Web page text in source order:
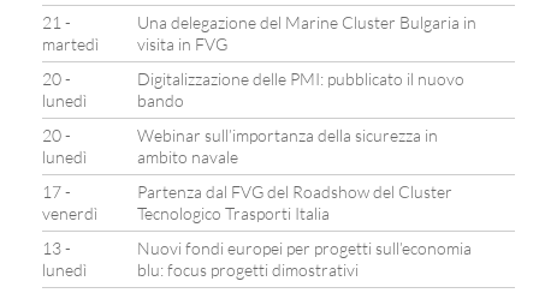
21 -
martedì
Una delegazione del Marine Cluster Bulgaria in
visita in FVG
20 -
lunedì
Digitalizzazione delle PMI: pubblicato il nuovo
bando
20 -
lunedì
Webinar sull’importanza della sicurezza in
ambito navale
17 -
venerdì
Partenza dal FVG del Roadshow del Cluster
Tecnologico Trasporti Italia
13 -
lunedì
Nuovi fondi europei per progetti sull’economia
blu: focus progetti dimostrativi